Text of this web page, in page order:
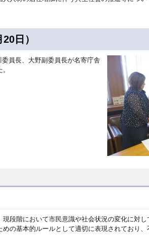
日）
員長、大野副委員長が名寄庁舎
段階において市民意識や社会状況の変化に対し
の基本的ルールとして適切に表現されており